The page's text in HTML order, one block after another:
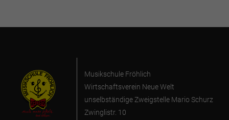
Musikschule Fröhlich
Wirtschaftsverein Neue Welt
unselbständige Zweigstelle Mario Schurz
Zwinglistr. 10